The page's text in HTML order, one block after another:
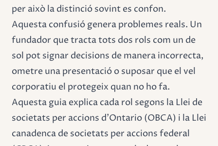
per això la distinció sovint es confon.
Aquesta confusió genera problemes reals. Un
fundador que tracta tots dos rols com un de
sol pot signar decisions de manera incorrecta,
ometre una presentació o suposar que el vel
corporatiu el protegeix quan no ho fa.
Aquesta guia explica cada rol segons la Llei de
societats per accions d'Ontario (OBCA) i la Llei
canadenca de societats per accions federal